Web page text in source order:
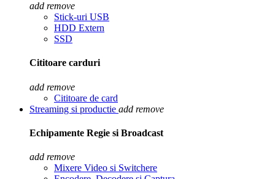
add remove
Stick-uri USB
HDD Extern
SSD
Cititoare carduri
add remove
Cititoare de card
Streaming si productie add remove
Echipamente Regie si Broadcast
add remove
Mixere Video si Switchere